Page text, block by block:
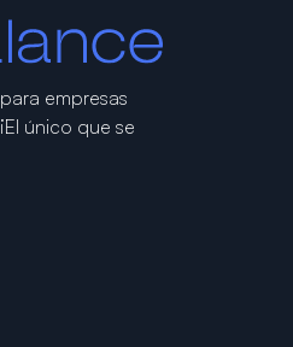
para empresas
¡El único que se